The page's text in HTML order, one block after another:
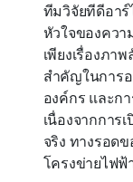
ทีมวิจัยทีดีอาร์
หัวใจของคว
เพียงเรื่องภา
สำคัญในการ
องค์กร และก
เนื่องจากการ
จริง ทางรอด
โครงข่ายไฟฟ้